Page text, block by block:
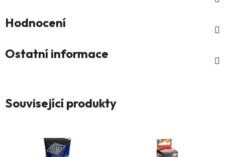
Hodnocení
Ostatní informace
Související produkty